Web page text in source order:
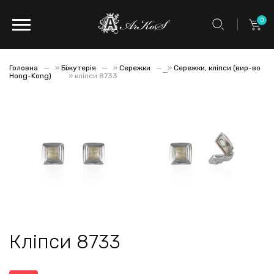
0
Головна » Біжутерія » Сережки » Сережки, кліпси (вир-во
Hong-Kong)
» кліпси 8733
Кліпси 8733